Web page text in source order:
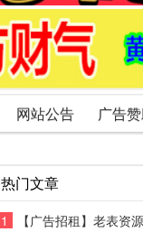
网站公告 广告
热门文章
1
【广告招租】老表资